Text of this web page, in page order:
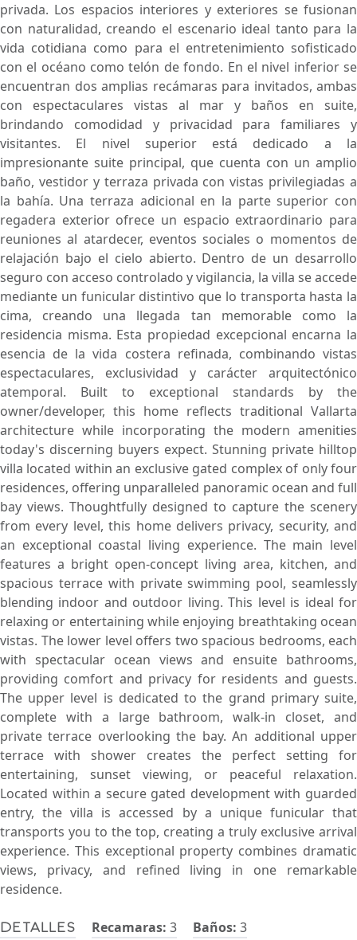
Detalles Recamaras: 3 Baños: 3
privada. Los espacios interiores y exteriores se fusionan
con naturalidad, creando el escenario ideal tanto para la
vida cotidiana como para el entretenimiento sofisticado
con el océano como telón de fondo. En el nivel inferior se
encuentran dos amplias recámaras para invitados, ambas
con espectaculares vistas al mar y baños en suite,
brindando comodidad y privacidad para familiares y
visitantes. El nivel superior está dedicado a la
impresionante suite principal, que cuenta con un amplio
baño, vestidor y terraza privada con vistas privilegiadas a
la bahía. Una terraza adicional en la parte superior con
regadera exterior ofrece un espacio extraordinario para
reuniones al atardecer, eventos sociales o momentos de
relajación bajo el cielo abierto. Dentro de un desarrollo
seguro con acceso controlado y vigilancia, la villa se accede
mediante un funicular distintivo que lo transporta hasta la
cima, creando una llegada tan memorable como la
residencia misma. Esta propiedad excepcional encarna la
esencia de la vida costera refinada, combinando vistas
espectaculares, exclusividad y carácter arquitectónico
atemporal. Built to exceptional standards by the
owner/developer, this home reflects traditional Vallarta
architecture while incorporating the modern amenities
today's discerning buyers expect. Stunning private hilltop
villa located within an exclusive gated complex of only four
residences, offering unparalleled panoramic ocean and full
bay views. Thoughtfully designed to capture the scenery
from every level, this home delivers privacy, security, and
an exceptional coastal living experience. The main level
features a bright open-concept living area, kitchen, and
spacious terrace with private swimming pool, seamlessly
blending indoor and outdoor living. This level is ideal for
relaxing or entertaining while enjoying breathtaking ocean
vistas. The lower level offers two spacious bedrooms, each
with spectacular ocean views and ensuite bathrooms,
providing comfort and privacy for residents and guests.
The upper level is dedicated to the grand primary suite,
complete with a large bathroom, walk-in closet, and
private terrace overlooking the bay. An additional upper
terrace with shower creates the perfect setting for
entertaining, sunset viewing, or peaceful relaxation.
Located within a secure gated development with guarded
entry, the villa is accessed by a unique funicular that
transports you to the top, creating a truly exclusive arrival
experience. This exceptional property combines dramatic
views, privacy, and refined living in one remarkable
residence.